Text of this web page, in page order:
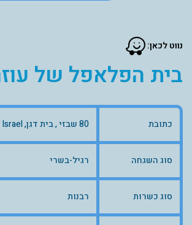
נווט לכאן:
בית הפלאפל של
כתובת 80 שבזי , בית דגן, Israel
סוג השגחה רגיל-בשרי
סוג כשרות רבנות